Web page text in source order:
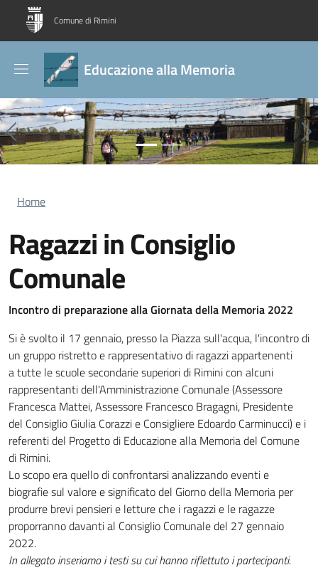
Salta al contenuto principale
Skip to footer content
Comune di Rimini
Educazione alla Memoria
Previous
Briciole di pane
Home
Ragazzi in Consiglio
Comunale
Incontro di preparazione alla Giornata della Memoria 2022
Si è svolto il 17 gennaio, presso la Piazza sull'acqua, l'incontro di
un gruppo ristretto e rappresentativo di ragazzi appartenenti
a tutte le scuole secondarie superiori di Rimini con alcuni
rappresentanti dell'Amministrazione Comunale (Assessore
Francesca Mattei, Assessore Francesco Bragagni, Presidente
del Consiglio Giulia Corazzi e Consigliere Edoardo Carminucci) e i
referenti del Progetto di Educazione alla Memoria del Comune
di Rimini.
Lo scopo era quello di confrontarsi analizzando eventi e
biografie sul valore e significato del Giorno della Memoria per
produrre brevi pensieri e letture che i ragazzi e le ragazze
proporranno davanti al Consiglio Comunale del 27 gennaio
2022.
In allegato inseriamo i testi su cui hanno riflettuto i partecipanti.